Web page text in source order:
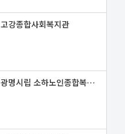
고강종합사회복지관
광명시립 소하노인종합복지관